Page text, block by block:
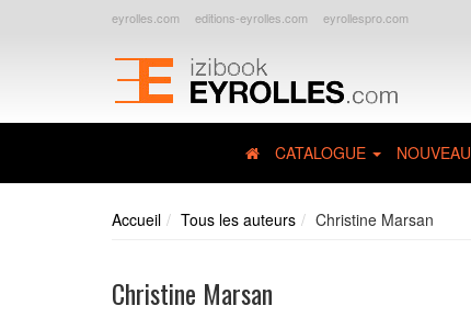
eyrolles.com editions-eyrolles.com eyrollespro.com
CATALOGUE
Accueil Tous les auteurs Christine Marsan
Christine Marsan